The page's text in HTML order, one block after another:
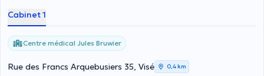
Cabinet 1
Centre médical Jules Bruwier
Rue des Francs Arquebusiers 35, Visé 0,4 km